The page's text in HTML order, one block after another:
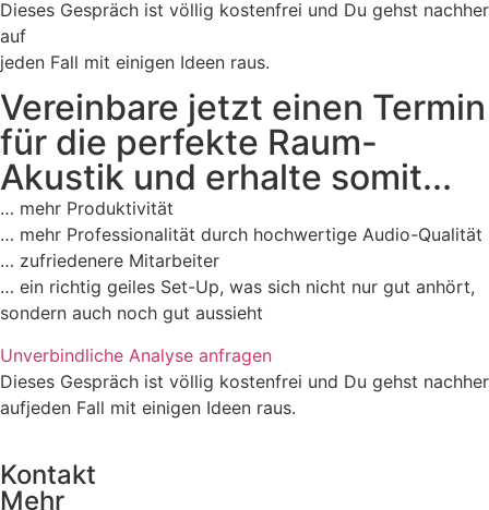
Dieses Gespräch ist völlig kostenfrei und Du gehst nachher
auf
jeden Fall mit einigen Ideen raus.
Vereinbare jetzt einen Termin
für die perfekte Raum-
Akustik und erhalte somit...
… mehr Produktivität
… mehr Professionalität durch hochwertige Audio-Qualität
… zufriedenere Mitarbeiter
… ein richtig geiles Set-Up, was sich nicht nur gut anhört,
sondern auch noch gut aussieht
Unverbindliche Analyse anfragen
Dieses Gespräch ist völlig kostenfrei und Du gehst nachher
aufjeden Fall mit einigen Ideen raus.
Kontakt
Mehr